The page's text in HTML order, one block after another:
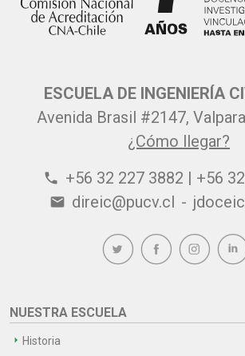
ESCUELA DE INGENIERÍA
Avenida Brasil #2147,
¿Cómo llegar?
phone +56 32 227 3882 | +56
email direic@pucv.cl -
NUESTRA ESCUELA
Historia